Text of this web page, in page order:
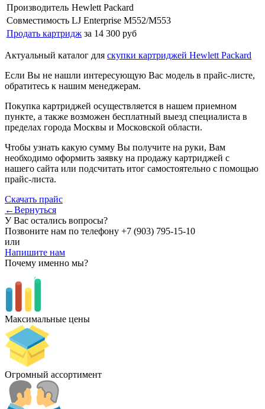
Производитель Hewlett Packard
Совместимость LJ Enterprise M552/M553
Продать картридж за 14 300 руб
Актуальный каталог для скупки картриджей Hewlett Packard
Если Вы не нашли интересующую Вас модель в прайс-листе,
обратитесь к нашим менеджерам.
Покупка картриджей осуществляется в нашем приемном
пункте, а также возможен бесплатный выезд специалиста в
пределах города Москвы и Московской области.
Чтобы узнать какую сумму Вы получите на руки, Вам
необходимо оформить заявку на продажу картриджей с
нашего сайта или подсчитать итог самостоятельно с помощью
прайс-листа.
Скачать прайс
←Вернуться
У Вас остались вопросы?
Позвоните нам по телефону +7 (903) 795-15-10
или
Напишите нам
Почему именно мы?
Максимальные цены
Огромный ассортимент